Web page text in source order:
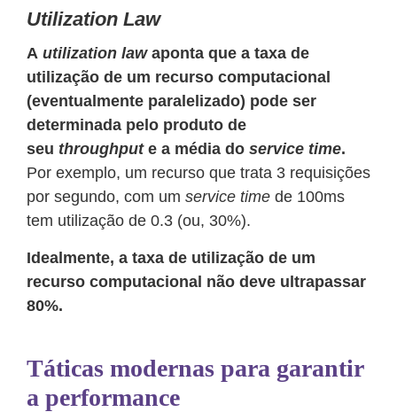
Utilization Law
A utilization law aponta que a taxa de
utilização de um recurso computacional
(eventualmente paralelizado) pode ser
determinada pelo produto de
seu throughput e a média do service time.
Por exemplo, um recurso que trata 3 requisições
por segundo, com um service time de 100ms
tem utilização de 0.3 (ou, 30%).
Idealmente, a taxa de utilização de um
recurso computacional não deve ultrapassar
80%.
Táticas modernas para garantir
a performance